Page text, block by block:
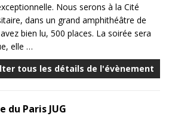
Nous serons à la Cité
dans un grand amphithéâtre de
bien lu, 500 places. La soirée sera
elle …
tous les détails de l'évènement
du Paris JUG